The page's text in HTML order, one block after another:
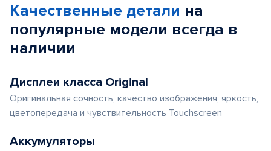
Качественные детали на
популярные модели всегда в
наличии
Дисплеи класса Original
Оригинальная сочность, качество изображения, яркость,
цветопередача и чувствительность Touchscreen
Аккумуляторы